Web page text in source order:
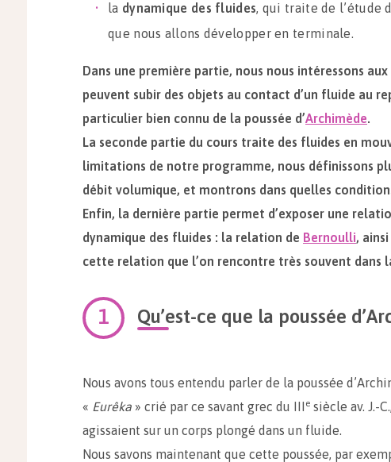
la dynamique des fluides, qui traite de l’étude
que nous allons développer en terminale.
Dans une première partie, nous nous intéressons
peuvent subir des objets au contact d’un fluide au
particulier bien connu de la poussée d’Archimède.
La seconde partie du cours traite des fluides en
limitations de notre programme, nous définissons
débit volumique, et montrons dans quelles
Enfin, la dernière partie permet d’exposer une
dynamique des fluides : la relation de Bernoulli,
cette relation que l’on rencontre très souvent dans
Qu’est-ce que la poussée
Nous avons tous entendu parler de la poussée
« Eurêka » crié par ce savant grec du III e siècle av. J.-
agissaient sur un corps plongé dans un fluide.
Nous savons maintenant que cette poussée, par